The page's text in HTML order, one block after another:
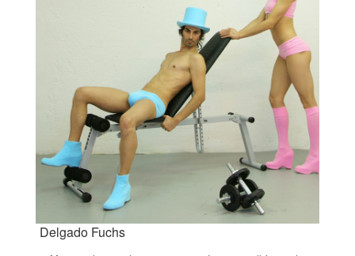
Delgado Fuchs